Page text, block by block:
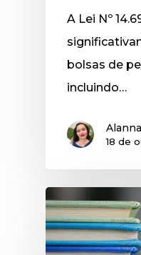
A Lei Nº
bolsas de
incluindo…
18 de